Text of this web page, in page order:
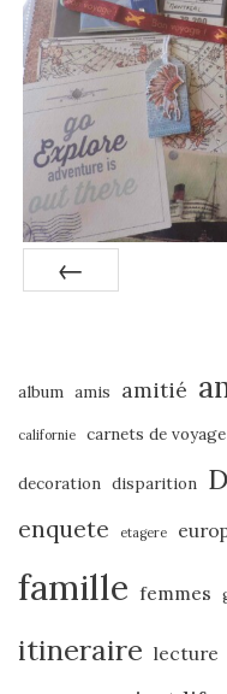
album amis amitié
californie carnets de voyage
decoration disparition
enquete etagere
famille femmes
itineraire lecture